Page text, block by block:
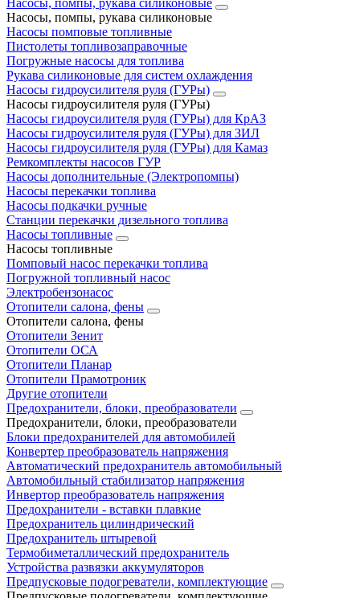
Насосы, помпы, рукава силиконовые
Насосы, помпы, рукава силиконовые
Насосы помповые топливные
Пистолеты топливозаправочные
Погружные насосы для топлива
Рукава силиконовые для систем охлаждения
Насосы гидроусилителя руля (ГУРы)
Насосы гидроусилителя руля (ГУРы)
Насосы гидроусилителя руля (ГУРы) для КрАЗ
Насосы гидроусилителя руля (ГУРы) для ЗИЛ
Насосы гидроусилителя руля (ГУРы) для Камаз
Ремкомплекты насосов ГУР
Насосы дополнительные (Электропомпы)
Насосы перекачки топлива
Насосы подкачки ручные
Станции перекачки дизельного топлива
Насосы топливные
Насосы топливные
Помповый насос перекачки топлива
Погружной топливный насос
Электробензонасос
Отопители салона, фены
Отопители салона, фены
Отопители Зенит
Отопители ОСА
Отопители Планар
Отопители Прамотроник
Другие отопители
Предохранители, блоки, преобразователи
Предохранители, блоки, преобразователи
Блоки предохранителей для автомобилей
Конвертер преобразователь напряжения
Автоматический предохранитель автомобильный
Автомобильный стабилизатор напряжения
Инвертор преобразователь напряжения
Предохранители - вставки плавкие
Предохранитель цилиндрический
Предохранитель штыревой
Термобиметаллический предохранитель
Устройства развязки аккумуляторов
Предпусковые подогреватели, комплектующие